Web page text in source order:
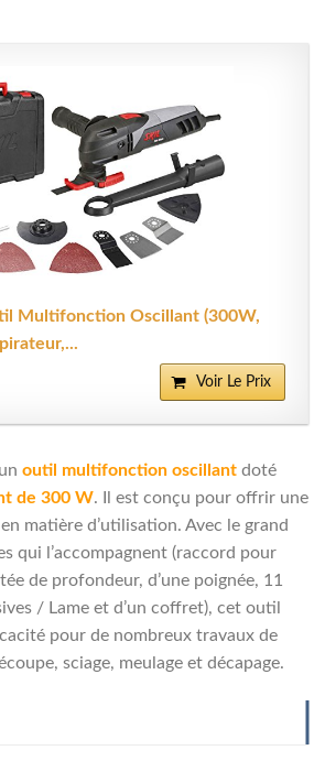
Multifonction Oscillant (300W,
Voir Le Prix
outil multifonction oscillant doté
de 300 W. Il est conçu pour offrir une
matière d’utilisation. Avec le grand
qui l’accompagnent (raccord pour
de profondeur, d’une poignée, 11
/ Lame et d’un coffret), cet outil
pour de nombreux travaux de
sciage, meulage et décapage.